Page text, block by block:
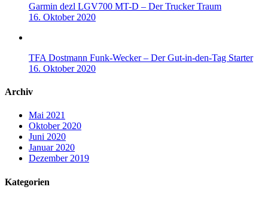
Garmin dezl LGV700 MT-D – Der Trucker Traum
16. Oktober 2020
TFA Dostmann Funk-Wecker – Der Gut-in-den-Tag Starter
16. Oktober 2020
Archiv
Mai 2021
Oktober 2020
Juni 2020
Januar 2020
Dezember 2019
Kategorien